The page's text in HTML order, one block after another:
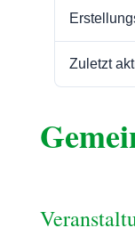
Zuletzt